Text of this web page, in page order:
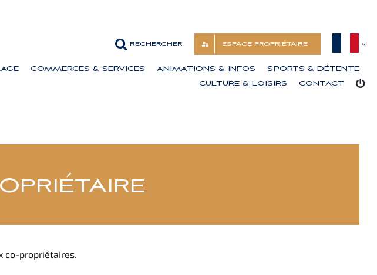
ESPACE PROPRIÉTAIRE
COMMERCES & SERVICES ANIMATIONS & INFOS
SPORTS & DÉTENTE
CULTURE & LOISIRS
CONTACT
co-propriétaires.